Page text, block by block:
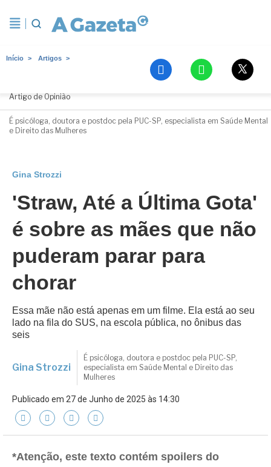
Início Artigos
Artigo de Opinião
É psicóloga, doutora e postdoc pela PUC-SP, especialista em Saúde Mental
e Direito das Mulheres
Gina Strozzi
'Straw, Até a Última Gota'
é sobre as mães que não
puderam parar para
chorar
Essa mãe não está apenas em um filme. Ela está ao seu
lado na fila do SUS, na escola pública, no ônibus das
seis
Gina Strozzi
É psicóloga, doutora e postdoc pela PUC-SP,
especialista em Saúde Mental e Direito das
Mulheres
Publicado em 27 de Junho de 2025 às 14:30
*Atenção, este texto contém spoilers do